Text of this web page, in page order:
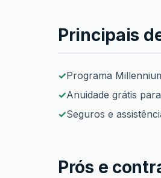
Cartão Gold Prestige
Principais
Programa
Anuidade grátis
Seguros e
Prós e